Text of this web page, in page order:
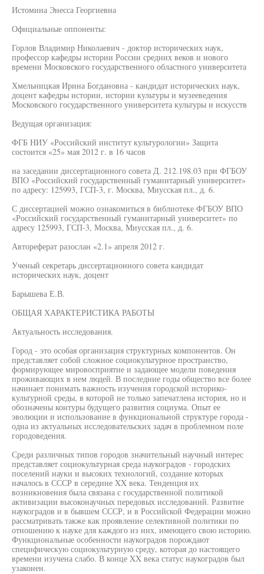
Истомина Энесса Георгиевна
Официальные оппоненты:
Горлов Владимир Николаевич - доктор исторических наук,
профессор кафедры истории России средних веков и нового
времени Московского государственного областного университета
Хмельницкая Ирина Богдановна - кандидат исторических наук,
доцент кафедры истории, истории культуры и музееведения
Московского государственного университета культуры и искусств
Ведущая организация:
ФГБ НИУ «Российский институт культурологии» Защита
состоится «25» мая 2012 г. в 16 часов
на заседании диссертационного совета Д. 212.198.03 при ФГБОУ
ВПО «Российский государственный гуманитарный университет»
по адресу: 125993, ГСП-3, г. Москва, Миусская пл., д. 6.
С диссертацией можно ознакомиться в библиотеке ФГБОУ ВПО
«Российский государственный гуманитарный университет» по
адресу 125993, ГСП-3, Москва, Миусская пл., д. 6.
Автореферат разослан «2.1» апреля 2012 г.
Ученый секретарь диссертационного совета кандидат
исторических наук, доцент
Барышева Е.В.
ОБЩАЯ ХАРАКТЕРИСТИКА РАБОТЫ
Актуальность исследования.
Город - это особая организация структурных компонентов. Он
представляет собой сложное социокультурное пространство,
формирующее мировосприятие и задающее модели поведения
проживающих в нем людей. В последние годы общество все более
начинает понимать важность изучения городской историко-
культурной среды, в которой не только запечатлена история, но и
обозначены контуры будущего развития социума. Опыт ее
эволюции и использование в функциональной структуре города -
одна из актуальных исследовательских задач в проблемном поле
городоведения.
Среди различных типов городов значительный научный интерес
представляет социокультурная среда наукоградов - городских
поселений науки и высоких технологий, создание которых
началось в СССР в середине XX века. Тенденция их
возникновения была связана с государственной политикой
активизации высоконаучных передовых исследований. Развитие
наукоградов и в бывшем СССР, и в Российской Федерации можно
рассматривать также как проявление селективной политики по
отношению к науке для каждого из них, имеющего свою историю.
Функциональные особенности наукоградов порождают
специфическую социокультурную среду, которая до настоящего
времени изучена слабо. В конце XX века статус наукоградов был
узаконен.